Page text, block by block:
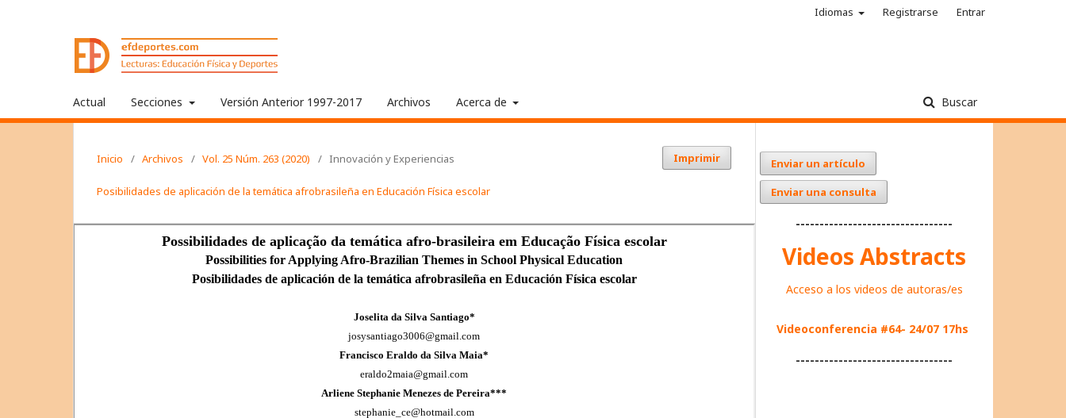
Actual Secciones Versión Anterior 1997-2017 Archivos Acerca de Buscar
Idiomas Registrarse Entrar
Inicio / Archivos / Vol. 25 Núm. 263 (2020) / Innovación y Experiencias Imprimir
Posibilidades de aplicación de la temática afrobrasileña en Educación Física escolar
Enviar un artículo
Enviar una consulta
---------------------------------
Videos Abstracts
Acceso a los videos de autoras/es
Videoconferencia #64- 24/07 17hs
---------------------------------